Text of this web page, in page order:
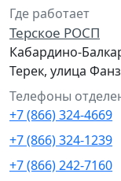
Где работает
Терское РОСП
Кабардино-
Терек, улица
Телефоны
+7 (866) 324-4669
+7 (866) 324-1239
+7 (866) 242-7160